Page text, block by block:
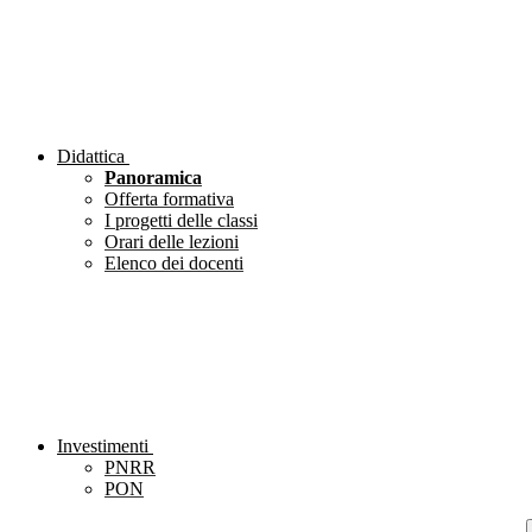
Didattica
Panoramica
Offerta formativa
I progetti delle classi
Orari delle lezioni
Elenco dei docenti
Investimenti
PNRR
PON